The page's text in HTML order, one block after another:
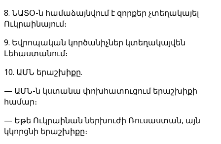
8. ՆԱՏՕ-ն համաձայնվում է զորքեր չտեղակայել
Ուկրաինայում։
9. Եվրոպական կործանիչներ կտեղակայվեն
Լեհաստանում։
10. ԱՄՆ երաշխիքը.
— ԱՄՆ-ն կստանա փոխհատուցում երաշխիքի
համար։
— Եթե Ուկրաինան ներխուժի Ռուսաստան, այն
կկորցնի երաշխիքը։